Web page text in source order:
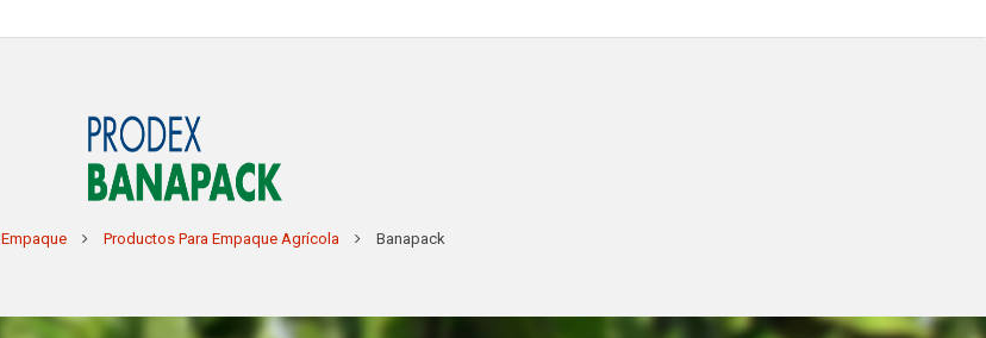
Banapack
Empaque Productos Para Empaque Agrícola Banapack